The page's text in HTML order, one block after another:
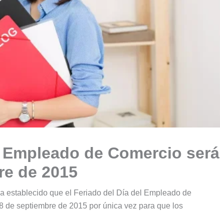
de Comercio será
de 2015
establecido que el Feriado del Día del Empleado de
septiembre de 2015 por única vez para que los